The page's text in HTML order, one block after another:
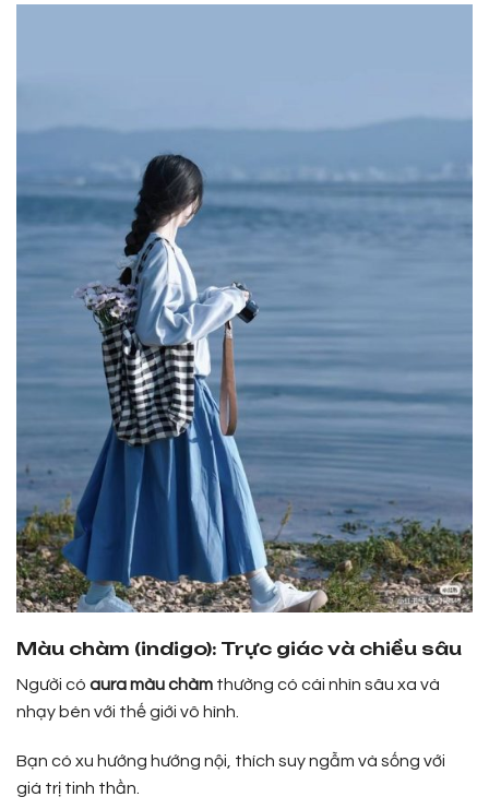
Màu chàm (indigo): Trực giác và chiều sâu
Người có aura màu chàm thường có cái nhìn sâu xa và
nhạy bén với thế giới vô hình.
Bạn có xu hướng hướng nội, thích suy ngẫm và sống với
giá trị tinh thần.